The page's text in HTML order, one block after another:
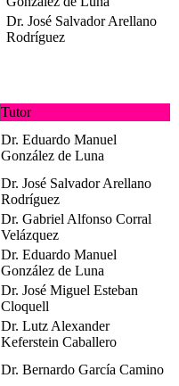
Dr. José Salvador Arellano
Rodríguez
Tutor
Dr. Eduardo Manuel
González de Luna
Dr. José Salvador Arellano
Rodríguez
Dr. Gabriel Alfonso Corral
Velázquez
Dr. Eduardo Manuel
González de Luna
Dr. José Miguel Esteban
Cloquell
Dr. Lutz Alexander
Keferstein Caballero
Dr. Bernardo García Camino